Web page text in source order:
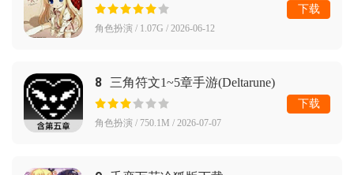
角色扮演 / 1.07G / 2026-06-12
下载
8 三角符文1~5章手游(Deltarune)
角色扮演 / 750.1M / 2026-07-07
下载